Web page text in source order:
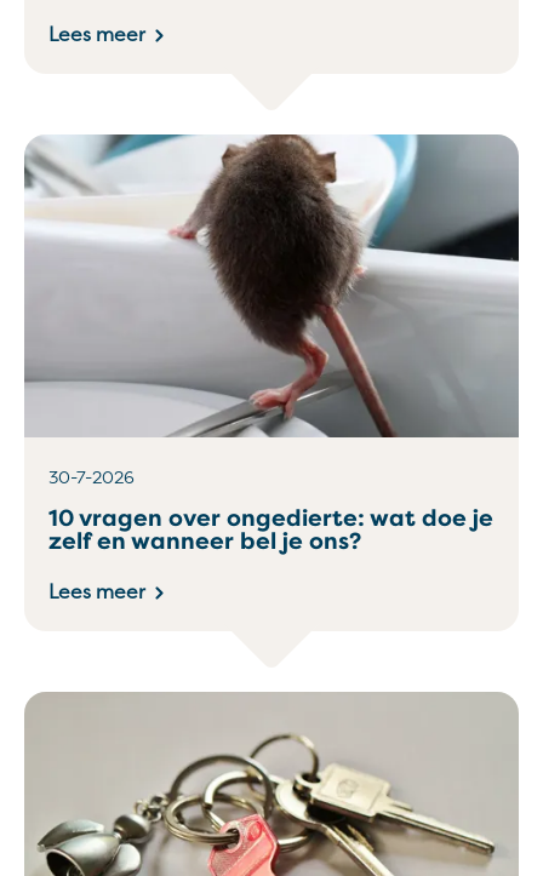
Lees meer
10 vragen over ongedierte: wat doe je
zelf en wanneer bel je ons?
30-7-2026
Lees meer